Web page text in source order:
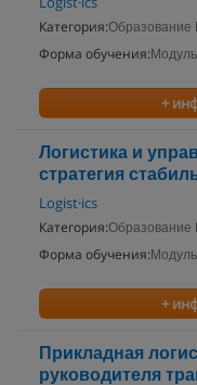
Категория:Образование
Форма обучения:
+
Логистика и
стратегия
Logist·ics
Категория:Образование
Форма обучения:
+
Прикладная
руководителя